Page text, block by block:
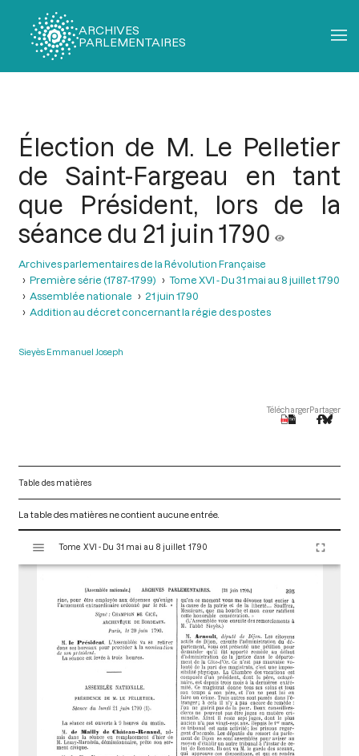
ARCHIVES
PARLEMENTAIRES
Élection de M. Le Pelletier
de Saint-Fargeau en tant
que Président, lors de la
séance du 21 juin 1790
Archives parlementaires de la Révolution Française
Première série (1787-1799)
Tome XVI - Du 31 mai au 8 juillet 1790
Assemblée nationale
21 juin 1790
Addition au décret concernant la régie des postes
Sieyès Emmanuel Joseph
TéléchargerPartager
Table des matières
La table des matières ne contient aucune entrée.
s
Tome XVI - Du 31 mai au 8 juillet 1790